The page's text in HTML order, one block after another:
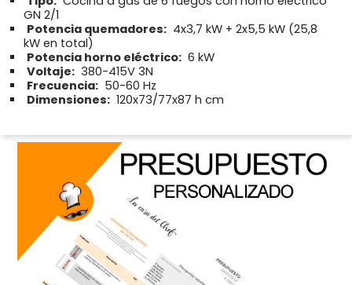
GN 2/1
Potencia quemadores: 4x3,7 kW + 2x5,5 kW (25,8
kW en total)
Potencia horno eléctrico: 6 kW
Voltaje: 380-415V 3N
Frecuencia: 50-60 Hz
Dimensiones: 120x73/77x87 h cm